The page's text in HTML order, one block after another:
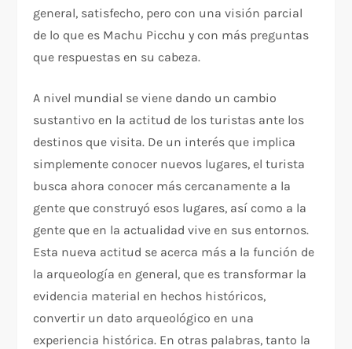
general, satisfecho, pero con una visión parcial
de lo que es Machu Picchu y con más preguntas
que respuestas en su cabeza.
A nivel mundial se viene dando un cambio
sustantivo en la actitud de los turistas ante los
destinos que visita. De un interés que implica
simplemente conocer nuevos lugares, el turista
busca ahora conocer más cercanamente a la
gente que construyó esos lugares, así como a la
gente que en la actualidad vive en sus entornos.
Esta nueva actitud se acerca más a la función de
la arqueología en general, que es transformar la
evidencia material en hechos históricos,
convertir un dato arqueológico en una
experiencia histórica. En otras palabras, tanto la